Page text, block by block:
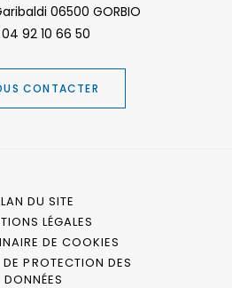
06500 GORBIO
04 92 10 66 50
CONTACTER
DU SITE
LÉGALES
DE COOKIES
PROTECTION DES
DONNÉES